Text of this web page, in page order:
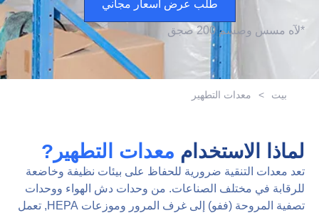
طلب عرض أسعار مجاني
*لآه مسس وص سم 200 صجق
بيت > معدات التطهير
لماذا الاستخدام معدات التطهير?
تعد معدات التنقية ضرورية للحفاظ على بيئات نظيفة وخاضعة
للرقابة في مختلف الصناعات. من وحدات دش الهواء ووحدات
تصفية المروحة (ففو) إلى غرف المرور وموزعات HEPA, تعمل